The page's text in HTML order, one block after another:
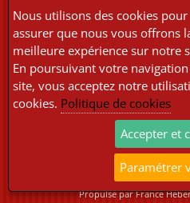
Copyright © 2026
Tous droits
Propulsé parFrance
Nous utilisons des cookies
assurer que nous vous offrons
meilleure expérience sur notre
En poursuivant votre
site, vous acceptez notre
cookies. Politique de cookies
Accepter et
Paramétrer